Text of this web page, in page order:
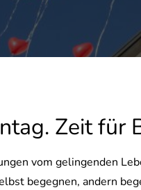
Zeit für
vom gelingenden
begegnen, andern